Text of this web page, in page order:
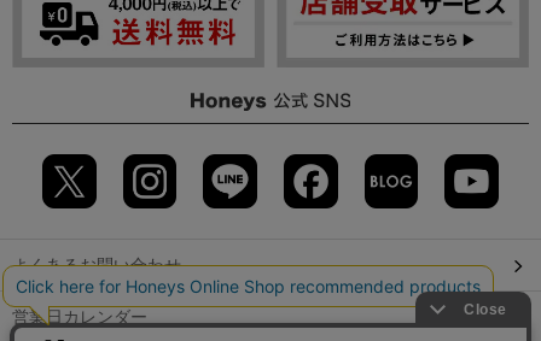
よくあるお問い合わせ
営業日カレンダー